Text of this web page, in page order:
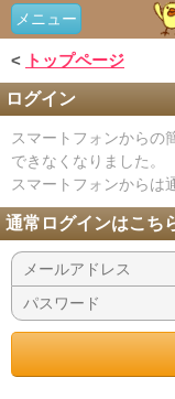
メニュー
< トップページ
ログイン
スマートフォンからの
できなくなりました。
スマートフォンからは
通常ログインはこち